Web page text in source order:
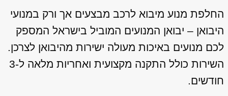
החלפת מנוע מיבוא לרכב מבצעים אך ורק במנועי
היבואן – יבואן המנועים המוביל בישראל המספק
לכם מנועים באיכות מעולה ישירות מהיבואן לצרכן.
השירות כולל התקנה מקצועית ואחריות מלאה ל-3
חודשים.